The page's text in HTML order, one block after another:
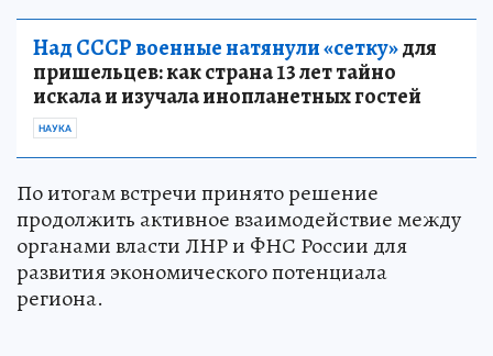
Над СССР военные натянули «сетку»для
пришельцев: как страна 13 лет тайно
искала и изучала инопланетных гостей
НАУКА
По итогам встречи принято решение
продолжить активное взаимодействие между
органами власти ЛНР и ФНС России для
развития экономического потенциала
региона.